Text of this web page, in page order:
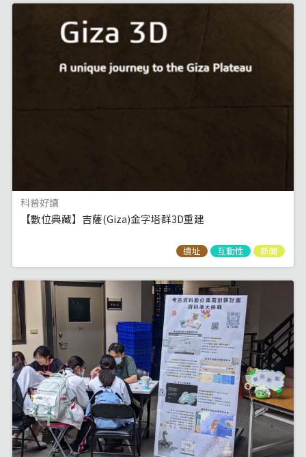
科普好讀
【數位典藏】吉薩(Giza)金字塔群3D重建
遺址 互動性 新聞